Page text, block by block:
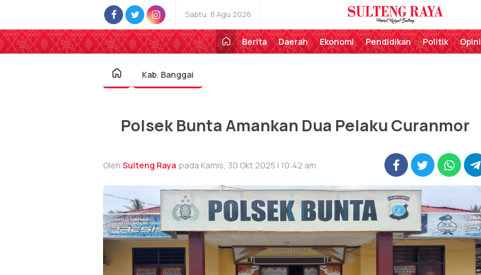
Sabtu, 8 Agu 2026
Sulteng Raya
Perekat Rakyat Sulteng
Berita
Daerah Ekonomi Pendidikan Politik Opini
Kab. Banggai
Polsek Bunta Amankan Dua Pelaku Curanmor
Oleh Sulteng Raya pada Kamis, 30 Okt 2025 | 10:42 am